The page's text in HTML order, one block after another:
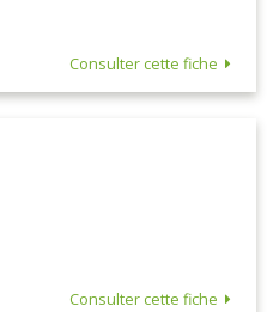
Consulter cette fiche
Consulter cette fiche